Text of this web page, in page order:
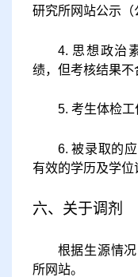
研究所网站公示（
4. 思想政治
绩，但考核结果不
5. 考生体检工
6. 被录取的
有效的学历及学位
六、关于调剂
根据生源情
所网站。